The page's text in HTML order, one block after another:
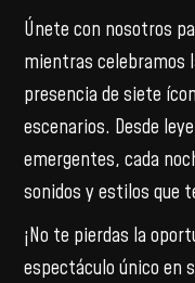
Únete con nosotros
mientras celebramos
presencia de siete
escenarios. Desde
emergentes, cada
sonidos y estilos que
¡No te pierdas la
espectáculo único en